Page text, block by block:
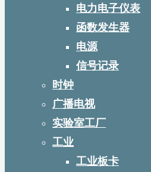
电力电子仪表
函数发生器
电源
信号记录
时钟
广播电视
实验室工厂
工业
工业板卡